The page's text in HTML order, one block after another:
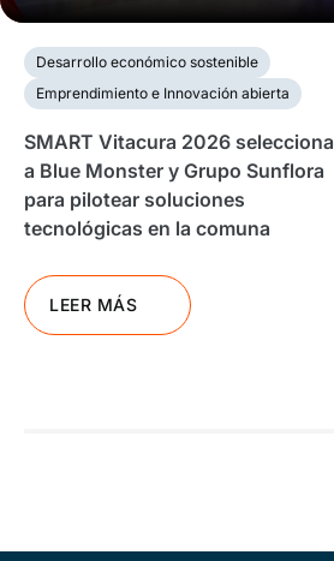
Desarrollo económico sostenible
Emprendimiento e Innovación abierta
SMART Vitacura 2026 selecciona
a Blue Monster y Grupo Sunflora
para pilotear soluciones
tecnológicas en la comuna
LEER MÁS